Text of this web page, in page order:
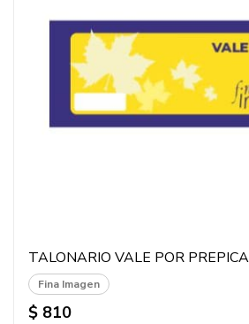
TALONARIO VALE POR
Fina Imagen
$ 810